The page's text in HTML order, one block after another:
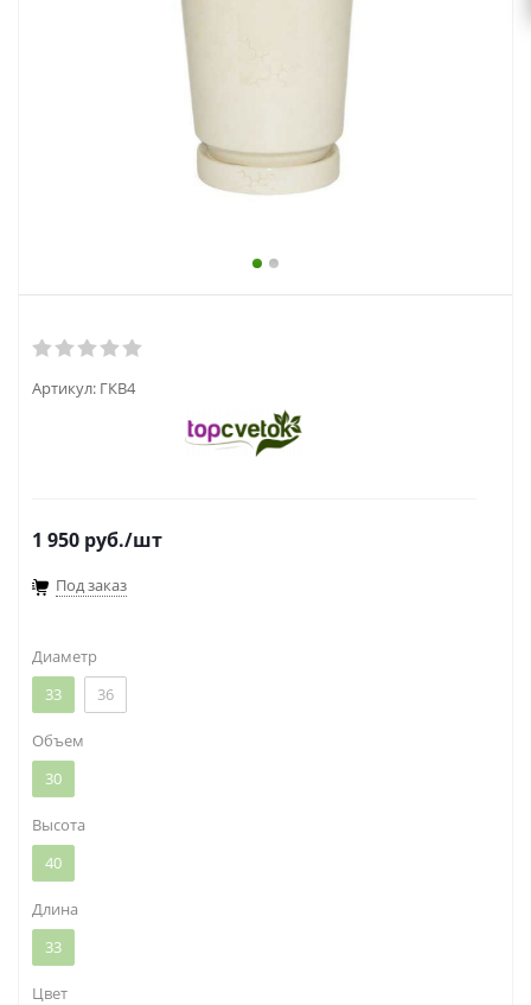
zakaz@topcvetok.ru
Артикул: ГКВ4
1 950 руб./шт
Под заказ
Диаметр
33
36
Объем
30
Высота
40
Длина
33
Цвет